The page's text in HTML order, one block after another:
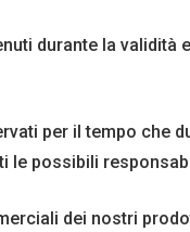
durante la
per il tempo che
possibili
dei nostri